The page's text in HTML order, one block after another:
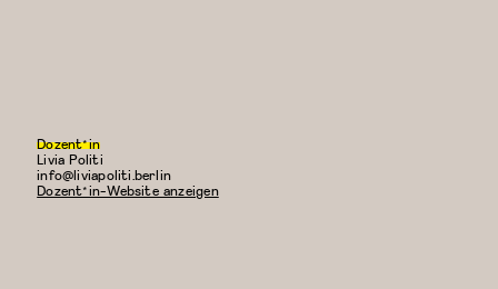
Dozent*in
Livia Politi
E-
Mail:
info@liviapoliti.berlin
Dozent*in-Website anzeigen